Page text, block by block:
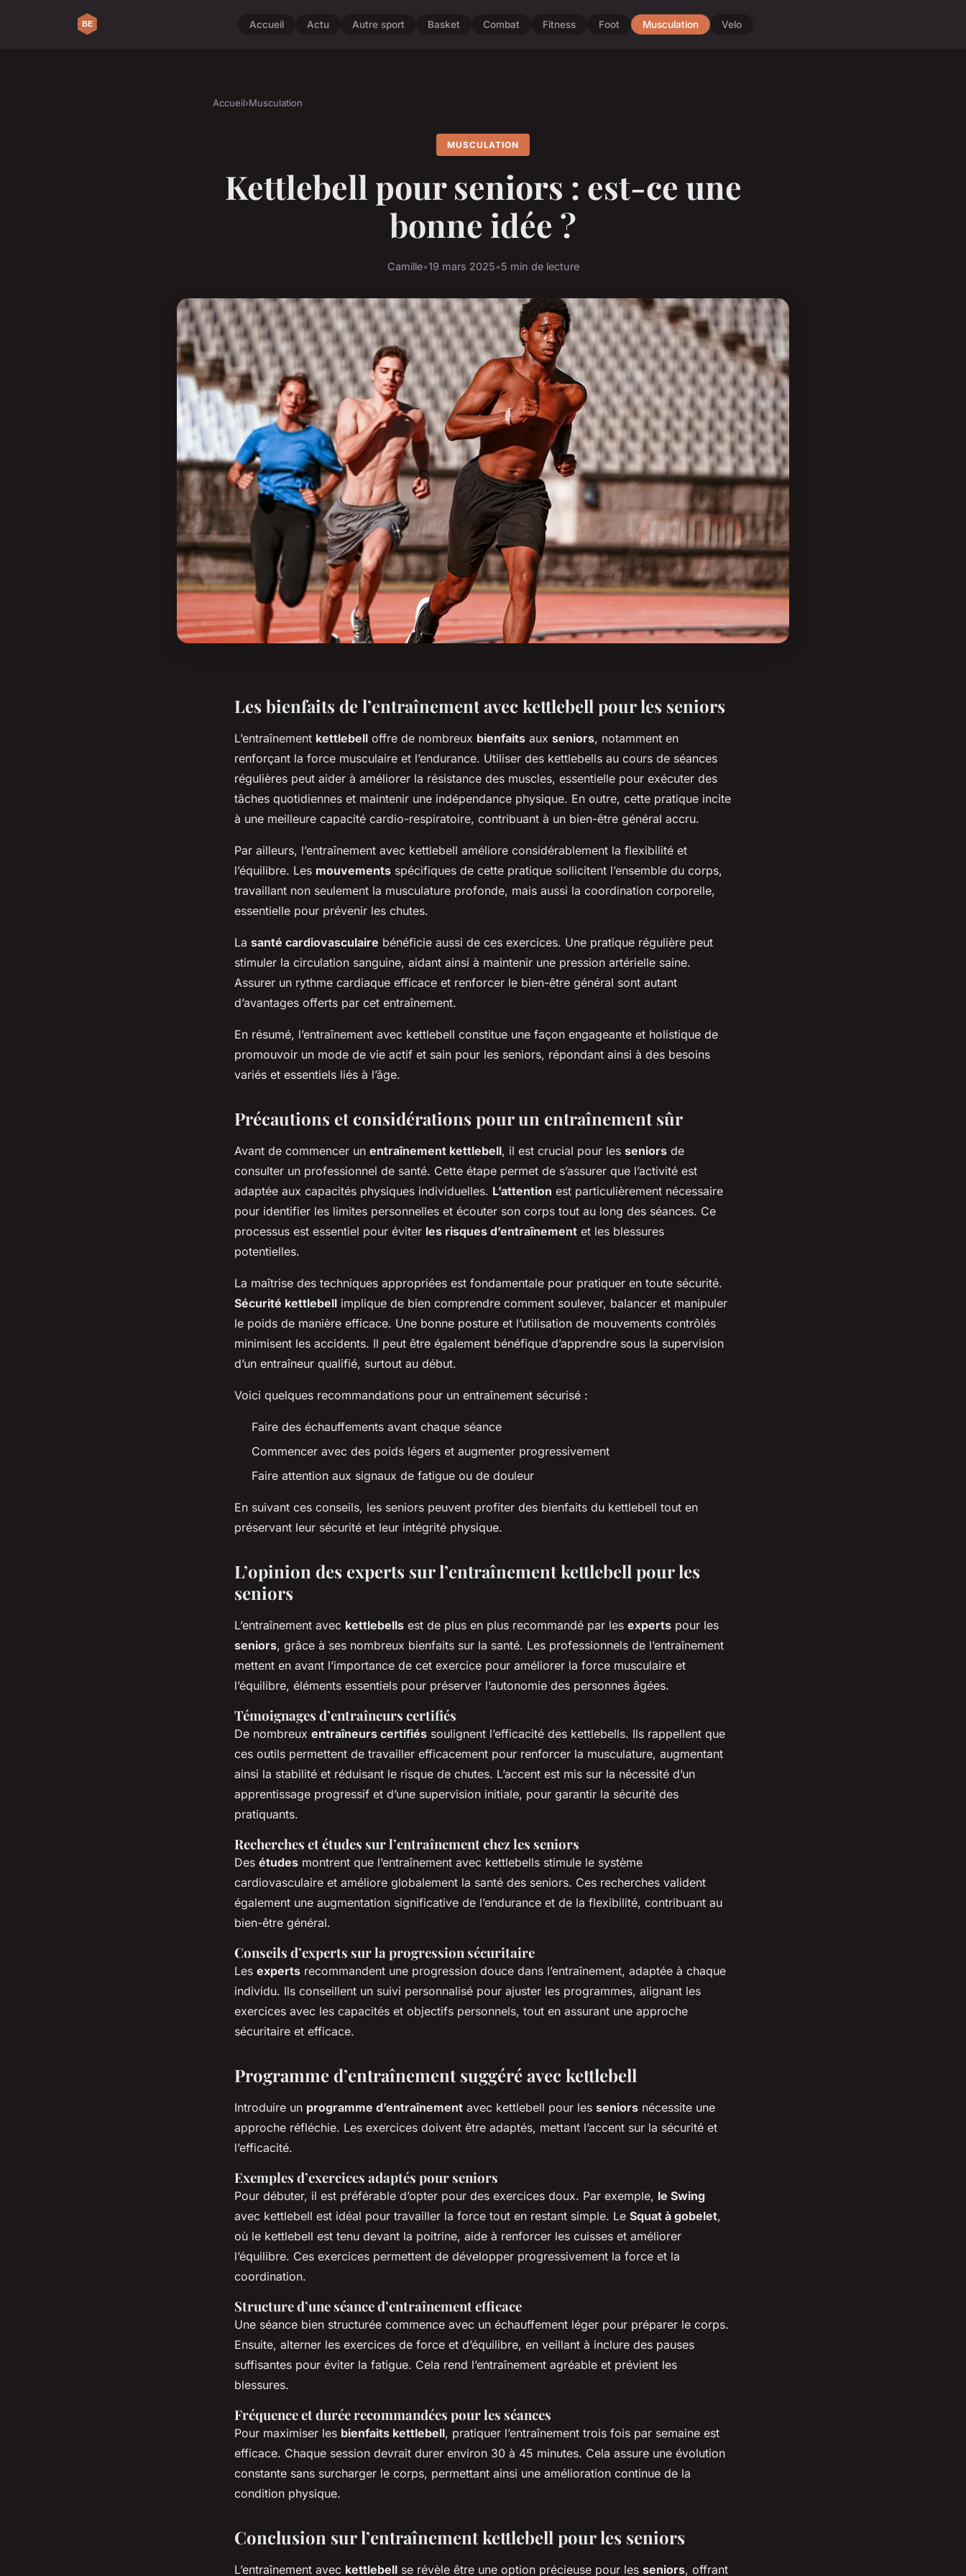
Accueil Actu Autre sport Basket Combat Fitness Foot Musculation Velo
Accueil›Musculation
MUSCULATION
Kettlebell pour seniors : est-ce une
bonne idée ?
Camille•19 mars 2025•5 min de lecture
Les bienfaits de l’entraînement avec kettlebell pour les seniors
L’entraînement kettlebell offre de nombreux bienfaits aux seniors, notamment en
renforçant la force musculaire et l’endurance. Utiliser des kettlebells au cours de séances
régulières peut aider à améliorer la résistance des muscles, essentielle pour exécuter des
tâches quotidiennes et maintenir une indépendance physique. En outre, cette pratique incite
à une meilleure capacité cardio-respiratoire, contribuant à un bien-être général accru.
Par ailleurs, l’entraînement avec kettlebell améliore considérablement la flexibilité et
l’équilibre. Les mouvements spécifiques de cette pratique sollicitent l’ensemble du corps,
travaillant non seulement la musculature profonde, mais aussi la coordination corporelle,
essentielle pour prévenir les chutes.
La santé cardiovasculaire bénéficie aussi de ces exercices. Une pratique régulière peut
stimuler la circulation sanguine, aidant ainsi à maintenir une pression artérielle saine.
Assurer un rythme cardiaque efficace et renforcer le bien-être général sont autant
d’avantages offerts par cet entraînement.
En résumé, l’entraînement avec kettlebell constitue une façon engageante et holistique de
promouvoir un mode de vie actif et sain pour les seniors, répondant ainsi à des besoins
variés et essentiels liés à l’âge.
Précautions et considérations pour un entraînement sûr
Avant de commencer un entraînement kettlebell, il est crucial pour les seniors de
consulter un professionnel de santé. Cette étape permet de s’assurer que l’activité est
adaptée aux capacités physiques individuelles. L’attention est particulièrement nécessaire
pour identifier les limites personnelles et écouter son corps tout au long des séances. Ce
processus est essentiel pour éviter les risques d’entraînement et les blessures
potentielles.
La maîtrise des techniques appropriées est fondamentale pour pratiquer en toute sécurité.
Sécurité kettlebell implique de bien comprendre comment soulever, balancer et manipuler
le poids de manière efficace. Une bonne posture et l’utilisation de mouvements contrôlés
minimisent les accidents. Il peut être également bénéfique d’apprendre sous la supervision
d’un entraîneur qualifié, surtout au début.
Voici quelques recommandations pour un entraînement sécurisé :
Faire des échauffements avant chaque séance
Commencer avec des poids légers et augmenter progressivement
Faire attention aux signaux de fatigue ou de douleur
En suivant ces conseils, les seniors peuvent profiter des bienfaits du kettlebell tout en
préservant leur sécurité et leur intégrité physique.
L’opinion des experts sur l’entraînement kettlebell pour les
seniors
L’entraînement avec kettlebells est de plus en plus recommandé par les experts pour les
seniors, grâce à ses nombreux bienfaits sur la santé. Les professionnels de l’entraînement
mettent en avant l’importance de cet exercice pour améliorer la force musculaire et
l’équilibre, éléments essentiels pour préserver l’autonomie des personnes âgées.
Témoignages d’entraîneurs certifiés
De nombreux entraîneurs certifiés soulignent l’efficacité des kettlebells. Ils rappellent que
ces outils permettent de travailler efficacement pour renforcer la musculature, augmentant
ainsi la stabilité et réduisant le risque de chutes. L’accent est mis sur la nécessité d’un
apprentissage progressif et d’une supervision initiale, pour garantir la sécurité des
pratiquants.
Recherches et études sur l’entraînement chez les seniors
Des études montrent que l’entraînement avec kettlebells stimule le système
cardiovasculaire et améliore globalement la santé des seniors. Ces recherches valident
également une augmentation significative de l’endurance et de la flexibilité, contribuant au
bien-être général.
Conseils d’experts sur la progression sécuritaire
Les experts recommandent une progression douce dans l’entraînement, adaptée à chaque
individu. Ils conseillent un suivi personnalisé pour ajuster les programmes, alignant les
exercices avec les capacités et objectifs personnels, tout en assurant une approche
sécuritaire et efficace.
Programme d’entraînement suggéré avec kettlebell
Introduire un programme d’entraînement avec kettlebell pour les seniors nécessite une
approche réfléchie. Les exercices doivent être adaptés, mettant l’accent sur la sécurité et
l’efficacité.
Exemples d’exercices adaptés pour seniors
Pour débuter, il est préférable d’opter pour des exercices doux. Par exemple, le Swing
avec kettlebell est idéal pour travailler la force tout en restant simple. Le Squat à gobelet,
où le kettlebell est tenu devant la poitrine, aide à renforcer les cuisses et améliorer
l’équilibre. Ces exercices permettent de développer progressivement la force et la
coordination.
Structure d’une séance d’entraînement efficace
Une séance bien structurée commence avec un échauffement léger pour préparer le corps.
Ensuite, alterner les exercices de force et d’équilibre, en veillant à inclure des pauses
suffisantes pour éviter la fatigue. Cela rend l’entraînement agréable et prévient les
blessures.
Fréquence et durée recommandées pour les séances
Pour maximiser les bienfaits kettlebell, pratiquer l’entraînement trois fois par semaine est
efficace. Chaque session devrait durer environ 30 à 45 minutes. Cela assure une évolution
constante sans surcharger le corps, permettant ainsi une amélioration continue de la
condition physique.
Conclusion sur l’entraînement kettlebell pour les seniors
L’entraînement avec kettlebell se révèle être une option précieuse pour les seniors, offrant